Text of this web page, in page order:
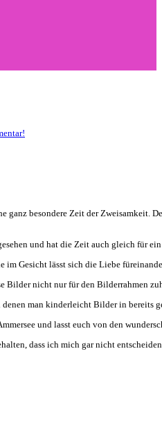
ganz besondere Zeit der Zweisamkeit.
und hat die Zeit auch gleich für
im Gesicht lässt sich die Liebe
Bilder nicht nur für den Bilderrahmen
man kinderleicht Bilder in bereits
und lasst euch von den
dass ich mich gar nicht